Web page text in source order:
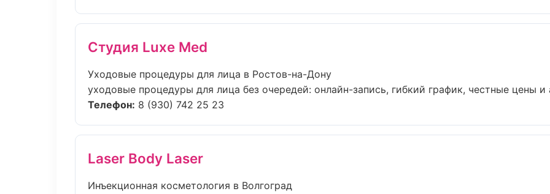
Студия Luxe Med
Уходовые процедуры для лица в Ростов-на-Дону
уходовые процедуры для лица без очередей: онлайн-запись, гибкий график, честные цены и
Телефон: 8 (930) 742 25 23
Laser Body Laser
Инъекционная косметология в Волгоград